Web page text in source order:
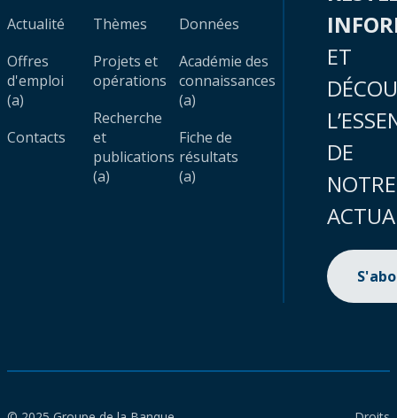
Actualité
Offres
d'emploi
(a)
Contacts
Thèmes
Projets et
opérations
Recherche
et
publications
(a)
Données
Académie des
connaissances
(a)
Fiche de
résultats
(a)
ET
DE
NOTRE